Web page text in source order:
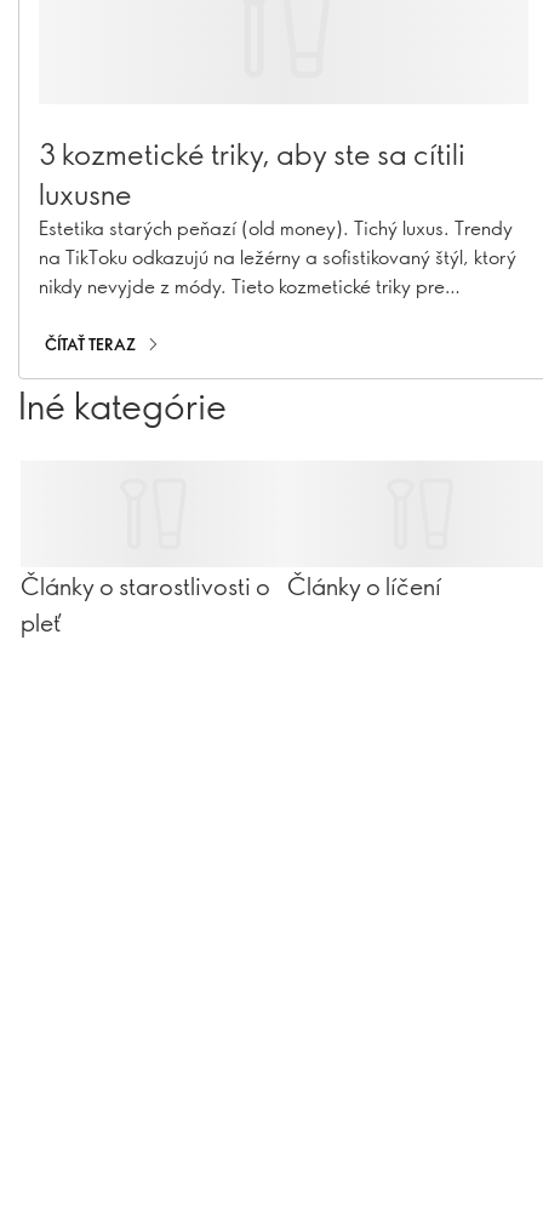
3 kozmetické triky, aby ste sa cítili
luxusne
Estetika starých peňazí (old money). Tichý luxus. Trendy
na TikToku odkazujú na ležérny a sofistikovaný štýl, ktorý
nikdy nevyjde z módy. Tieto kozmetické triky pre
ČÍTAŤ TERAZ
Iné kategórie
Články o starostlivosti o
pleť
Články o líčení